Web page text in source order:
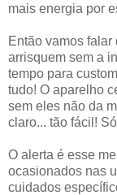
mais energia por
Então vamos
arrisquem sem a
tempo para
tudo! O aparelho
sem eles não da
claro... tão fácil!
O alerta é esse
ocasionados nas
cuidados